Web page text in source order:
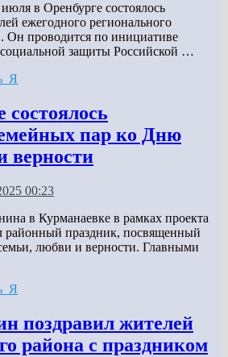
в Оренбурге состоялось
ежегодного регионального
Он проводится по инициативе
защиты Российской …
пар ко Дню
верности
00:23
в Курманаевке в рамках проекта
районный праздник, посвященный
любви и верности. Главными
поздравил жителей
района с праздником